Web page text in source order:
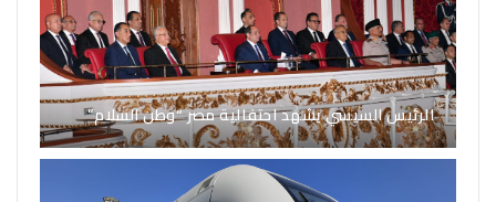
الرئيس السيسي يشهد احتفالية مصر “وطن السلام”